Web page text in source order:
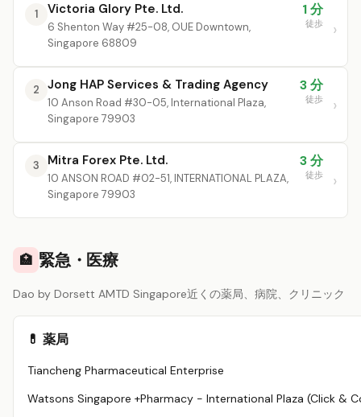
1 Victoria Glory Pte. Ltd.
6 Shenton Way #25-08, OUE Downtown,
Singapore 68809
1 分
徒歩
2 Jong HAP Services & Trading Agency
10 Anson Road #30-05, International Plaza,
Singapore 79903
3 分
徒歩
3 Mitra Forex Pte. Ltd.
10 ANSON ROAD #02-51, INTERNATIONAL PLAZA,
Singapore 79903
3 分
徒歩
🏥 緊急・医療
Dao by Dorsett AMTD Singapore近くの薬局、病院、クリニック
💊 薬局
Tiancheng Pharmaceutical Enterprise